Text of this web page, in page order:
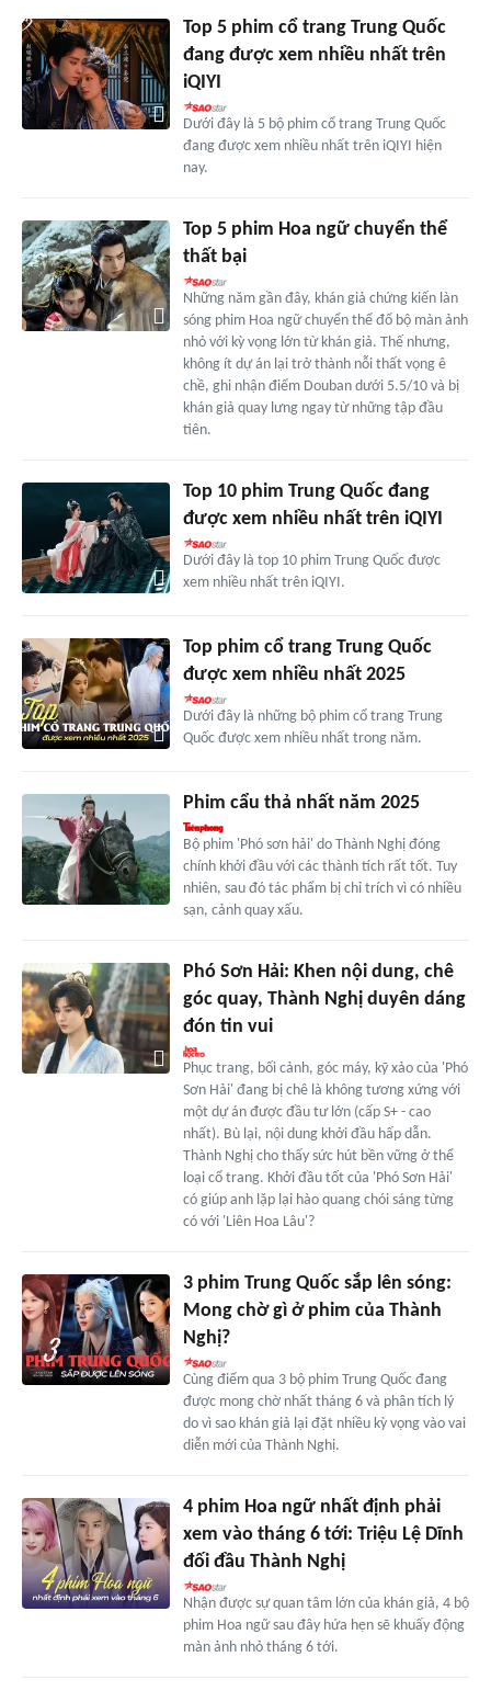
Top 5 phim cổ trang Trung Quốc
đang được xem nhiều nhất trên
iQIYI
Dưới đây là 5 bộ phim cổ trang Trung Quốc
đang được xem nhiều nhất trên iQIYI hiện
nay.
Top 5 phim Hoa ngữ chuyển thể
thất bại
Những năm gần đây, khán giả chứng kiến làn
sóng phim Hoa ngữ chuyển thể đổ bộ màn ảnh
nhỏ với kỳ vọng lớn từ khán giả. Thế nhưng,
không ít dự án lại trở thành nỗi thất vọng ê
chề, ghi nhận điểm Douban dưới 5.5/10 và bị
khán giả quay lưng ngay từ những tập đầu
tiên.
Top 10 phim Trung Quốc đang
được xem nhiều nhất trên iQIYI
Dưới đây là top 10 phim Trung Quốc được
xem nhiều nhất trên iQIYI.
Top phim cổ trang Trung Quốc
được xem nhiều nhất 2025
Dưới đây là những bộ phim cổ trang Trung
Quốc được xem nhiều nhất trong năm.
Phim cẩu thả nhất năm 2025
Bộ phim 'Phó sơn hải' do Thành Nghị đóng
chính khởi đầu với các thành tích rất tốt. Tuy
nhiên, sau đó tác phẩm bị chỉ trích vì có nhiều
sạn, cảnh quay xấu.
Phó Sơn Hải: Khen nội dung, chê
góc quay, Thành Nghị duyên dáng
đón tin vui
Phục trang, bối cảnh, góc máy, kỹ xảo của 'Phó
Sơn Hải' đang bị chê là không tương xứng với
một dự án được đầu tư lớn (cấp S+ - cao
nhất). Bù lại, nội dung khởi đầu hấp dẫn.
Thành Nghị cho thấy sức hút bền vững ở thể
loại cổ trang. Khởi đầu tốt của 'Phó Sơn Hải'
có giúp anh lặp lại hào quang chói sáng từng
có với 'Liên Hoa Lâu'?
3 phim Trung Quốc sắp lên sóng:
Mong chờ gì ở phim của Thành
Nghị?
Cùng điểm qua 3 bộ phim Trung Quốc đang
được mong chờ nhất tháng 6 và phân tích lý
do vì sao khán giả lại đặt nhiều kỳ vọng vào vai
diễn mới của Thành Nghị.
4 phim Hoa ngữ nhất định phải
xem vào tháng 6 tới: Triệu Lệ Dĩnh
đối đầu Thành Nghị
Nhận được sự quan tâm lớn của khán giả, 4 bộ
phim Hoa ngữ sau đây hứa hẹn sẽ khuấy động
màn ảnh nhỏ tháng 6 tới.